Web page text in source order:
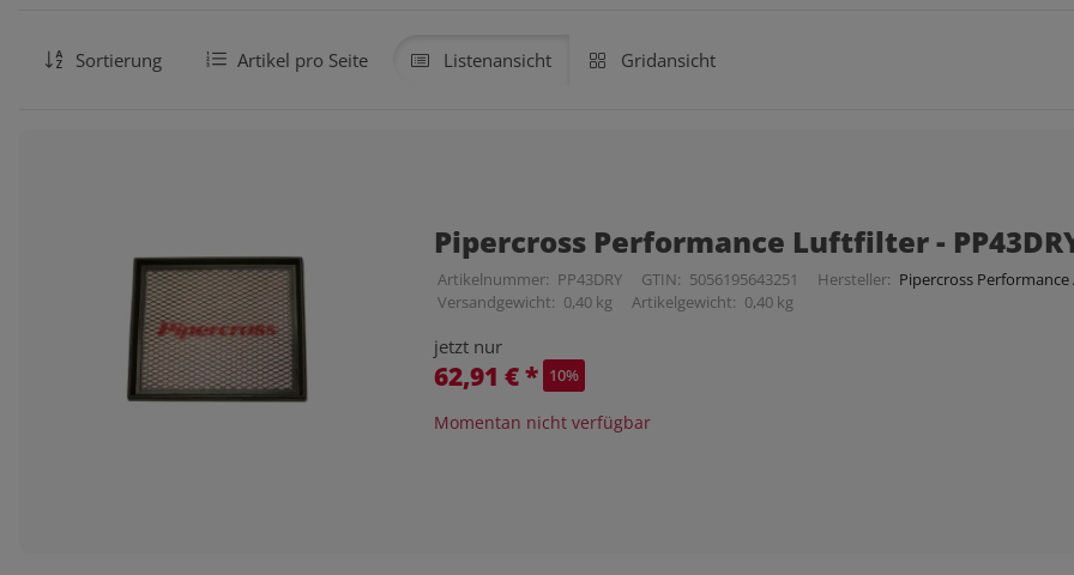
Sortierung Artikel pro Seite Listenansicht Gridansicht
Pipercross Performance Luftfilter -
Artikelnummer: PP43DRY GTIN: 5056195643251 Hersteller: Pipercross
Versandgewicht: 0,40 kg Artikelgewicht: 0,40 kg
jetzt nur
62,91 €* 10%
Momentan nicht verfügbar